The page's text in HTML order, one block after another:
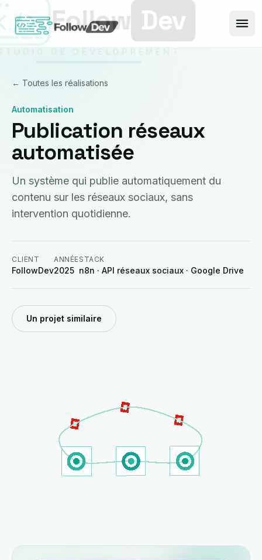
Aller au contenu
← Toutes les réalisations
Automatisation
Publication réseaux
automatisée
Un système qui publie automatiquement du
contenu sur les réseaux sociaux, sans
intervention quotidienne.
CLIENT
FollowDev
ANNÉE
2025
STACK
n8n · API réseaux sociaux · Google Drive
Un projet similaire